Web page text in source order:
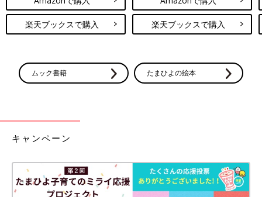
楽天ブックスで購入 楽天ブックスで購入
ムック書籍 たまひよの絵本
キャンペーン